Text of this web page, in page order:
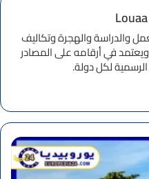
يكتب أدلة العمل والدراسة والهجرة وتكاليف
في أرقامه على المصادر
لكل دولة.